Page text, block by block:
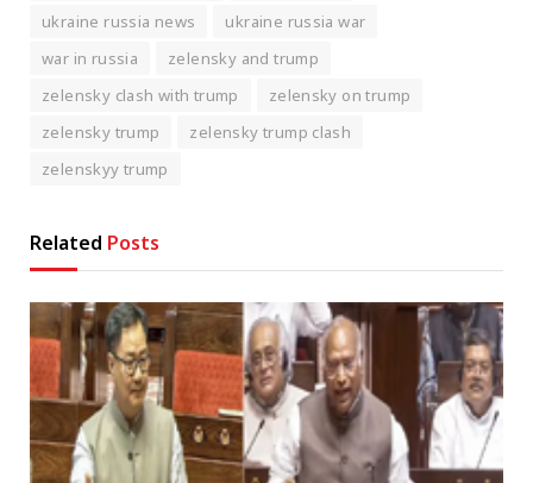
ukraine russia news
ukraine russia war
war in russia
zelensky and trump
zelensky clash with trump
zelensky on trump
zelensky trump
zelensky trump clash
zelenskyy trump
Related Posts